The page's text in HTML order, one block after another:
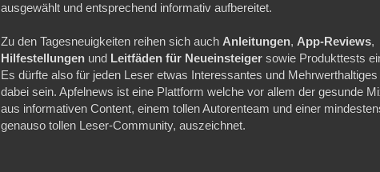
ausgewählt und entsprechend informativ aufbereitet.
Zu den Tagesneuigkeiten reihen sich auch Anleitungen, App-Reviews,
Hilfestellungen und Leitfäden für Neueinsteiger sowie Produkttests
Es dürfte also für jeden Leser etwas Interessantes und Mehrwerthaltiges
dabei sein. Apfelnews ist eine Plattform welche vor allem der gesunde
aus informativen Content, einem tollen Autorenteam und einer
genauso tollen Leser-Community, auszeichnet.